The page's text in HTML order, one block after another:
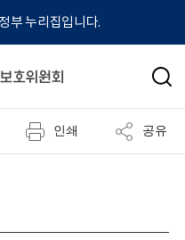
부 누리집입니다.
검
인쇄 공유